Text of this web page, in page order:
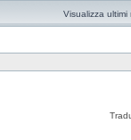
Visualizza ultimi